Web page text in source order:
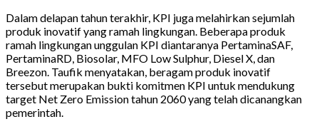
Dalam delapan tahun terakhir, KPI juga melahirkan sejumlah
produk inovatif yang ramah lingkungan. Beberapa produk
ramah lingkungan unggulan KPI diantaranya PertaminaSAF,
PertaminaRD, Biosolar, MFO Low Sulphur, Diesel X, dan
Breezon. Taufik menyatakan, beragam produk inovatif
tersebut merupakan bukti komitmen KPI untuk mendukung
target Net Zero Emission tahun 2060 yang telah dicanangkan
pemerintah.